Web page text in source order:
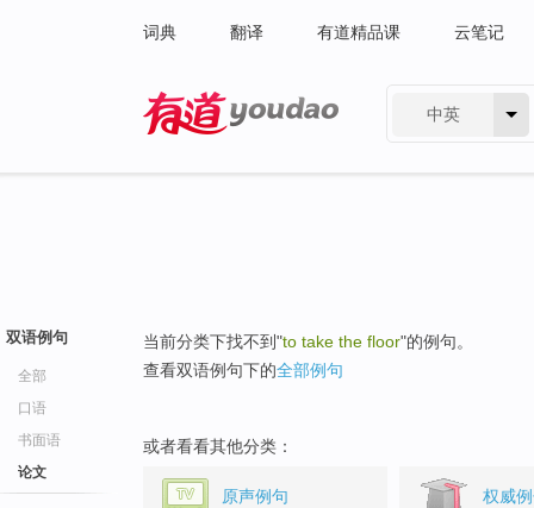
词典 翻译 有道精品课 云笔记
中英
双语例句
全部
口语
书面语
论文
当前分类下找不到"to take the floor"的例句。
查看双语例句下的全部例句
或者看看其他分类：
原声例句 权威